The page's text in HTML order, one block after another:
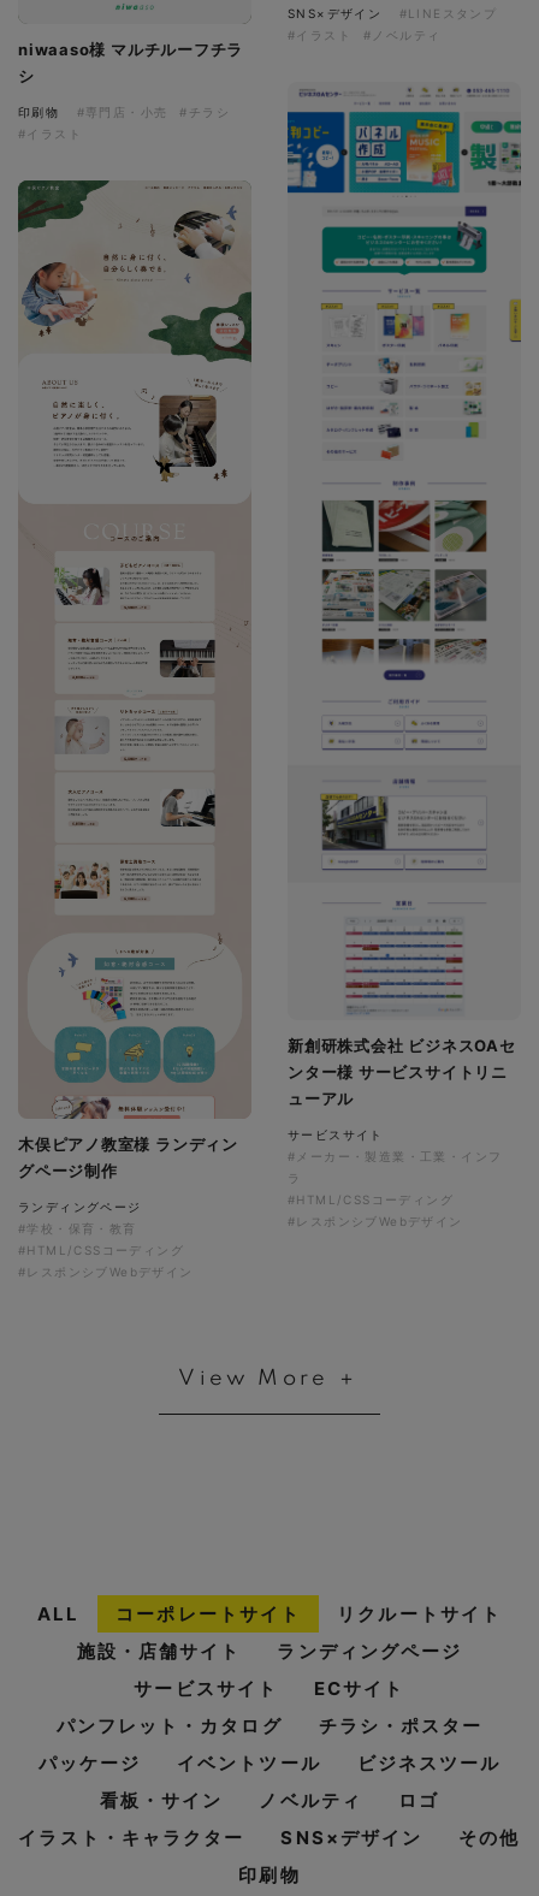
niwaaso様 マルチルーフチラ
シ
印刷物 #専門店・小売
#チラシ
#イラスト
SNS×デザイン
#LINEスタンプ
#イラスト
#ノベルティ
新創研株式会社 ビジネスOAセ
ンター様 サービスサイトリニ
ューアル
サービスサイト
#メーカー・製造業・工業・インフ
ラ
#HTML/CSSコーディング
#レスポンシブWebデザイン
木俣ピアノ教室様 ランディン
グページ制作
ランディングページ
#学校・保育・教育
#HTML/CSSコーディング
#レスポンシブWebデザイン
View More ＋
ALL コーポレートサイト
リクルートサイト
施設・店舗サイト
ランディングページ
サービスサイト
ECサイト
パンフレット・カタログ
チラシ・ポスター
パッケージ
イベントツール
ビジネスツール
看板・サイン
ノベルティ
ロゴ
イラスト・キャラクター
SNS×デザイン
その他
印刷物